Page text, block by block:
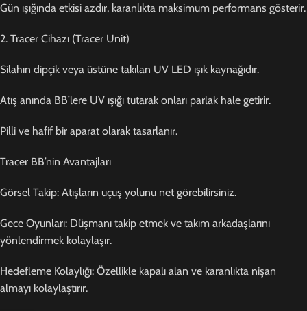
Gün ışığında etkisi azdır, karanlıkta maksimum performans gösterir.
2. Tracer Cihazı (Tracer Unit)
Silahın dipçik veya üstüne takılan UV LED ışık kaynağıdır.
Atış anında BB’lere UV ışığı tutarak onları parlak hale getirir.
Pilli ve hafif bir aparat olarak tasarlanır.
Tracer BB’nin Avantajları
Görsel Takip: Atışların uçuş yolunu net görebilirsiniz.
Gece Oyunları: Düşmanı takip etmek ve takım arkadaşlarını
yönlendirmek kolaylaşır.
Hedefleme Kolaylığı: Özellikle kapalı alan ve karanlıkta nişan
almayı kolaylaştırır.